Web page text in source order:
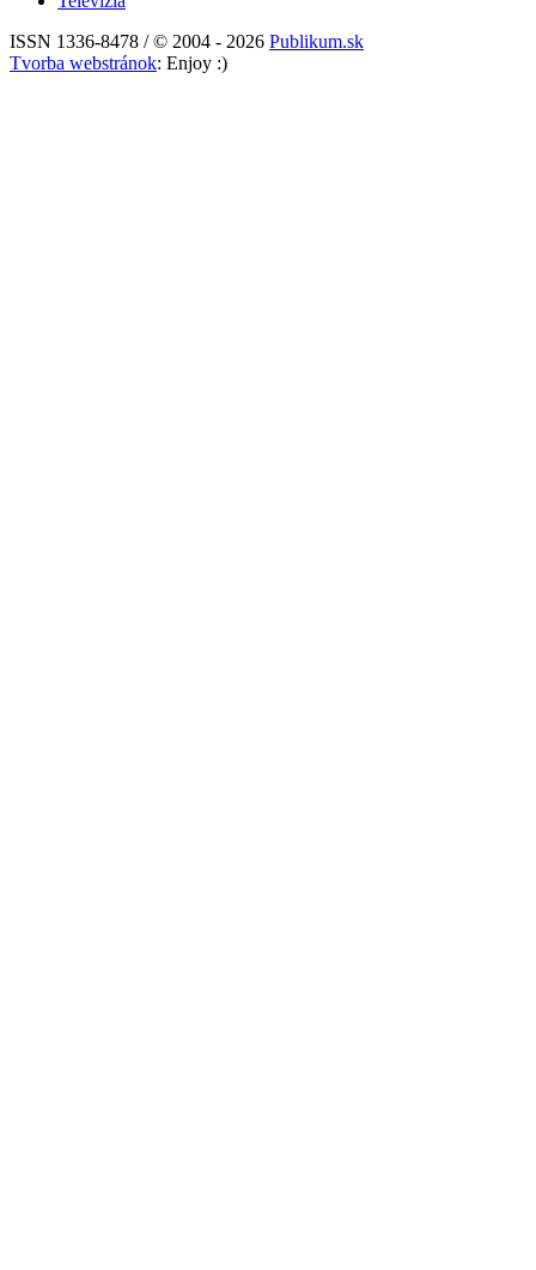
ISSN 1336-8478 / © 2004 - 2026 Publikum.sk
Tvorba webstránok: Enjoy :)